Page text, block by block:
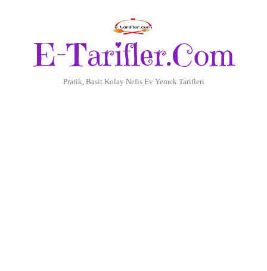
E-Tarifler.Com
Pratik, Basit Kolay Nefis Ev Yemek Tarifleri